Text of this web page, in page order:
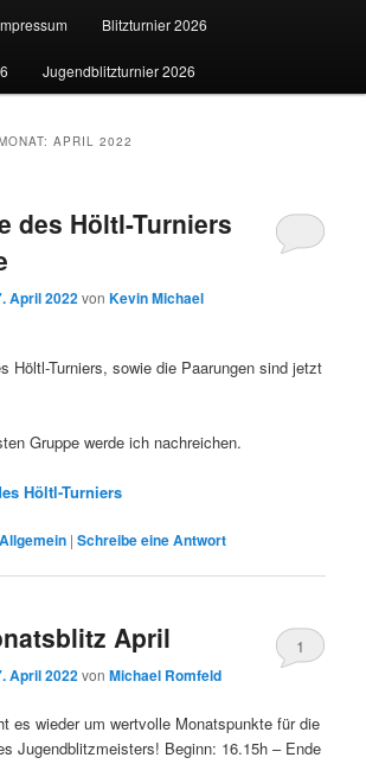
Blitzturnier 2026
Jugendblitzturnier 2026
APRIL 2022
des Höltl-Turniers
April 2022vonKevin Michael
Höltl-Turniers, sowie die Paarungen sind jetzt
Gruppe werde ich nachreichen.
Höltl-Turniers
Allgemein |Schreibe eine Antwort
April
April 2022vonMichael Romfeld
1
es wieder um wertvolle Monatspunkte für die
Jugendblitzmeisters! Beginn: 16.15h – Ende